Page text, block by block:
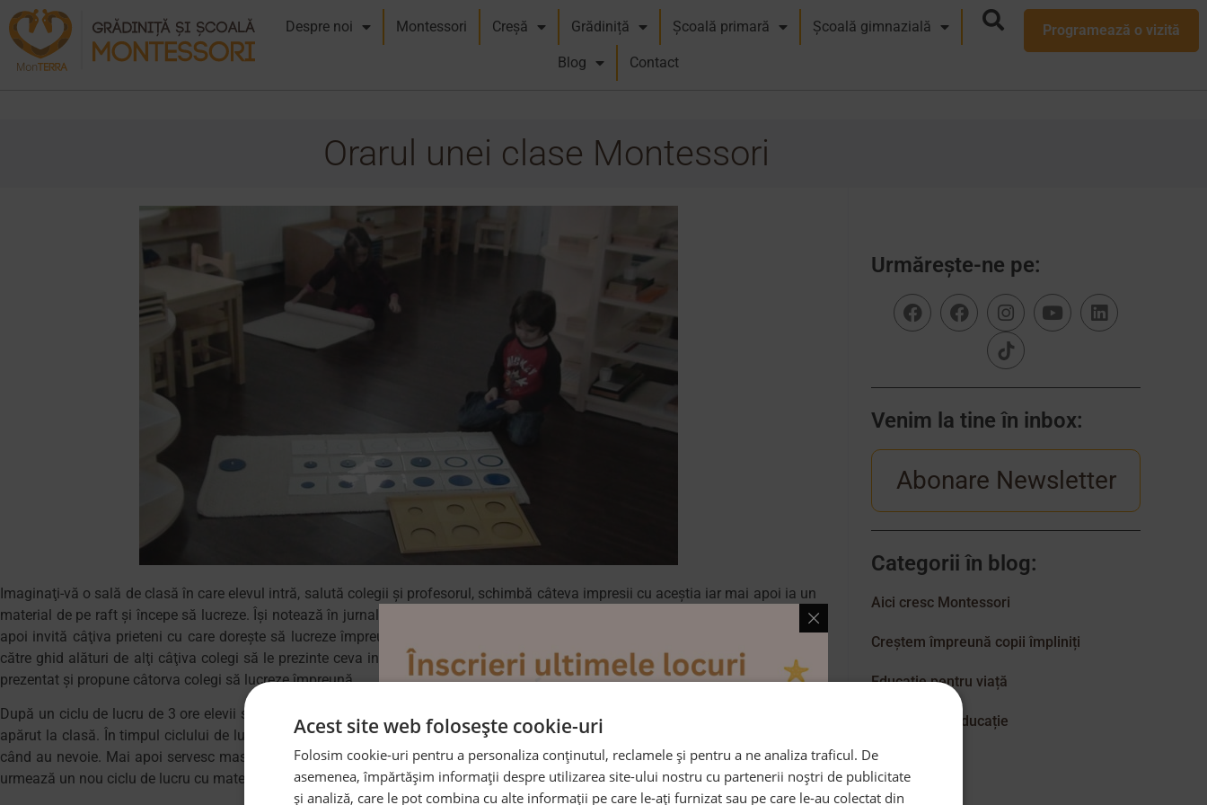
Despre noi Montessori Creșă Grădiniță Școală primară Școală gimnazială
Blog Contact
Programează o vizită
Orarul unei clase Montessori
Imaginaţi-vă o sală de clasă în care elevul intră, salută colegii și profesorul, schimbă câteva impresii cu aceștia iar mai apoi ia un
material de pe raft şi începe să lucreze. Îşi notează în jurnal ora la care a început activitatea şi câteva observaţii la finalul ei. Mai
apoi invită câţiva prieteni cu care doreşte să lucreze împreună. De asemenea notează în jurnal. Puţin mai târziu este invitat de
către ghid alături de alţi câţiva colegi să le prezinte ceva interesant. Intrigat de cele auzite doreşte şi el să lucreze cu materialul
prezentat şi propune câtorva colegi să lucreze împreună.
După un ciclu de lucru de 3 ore elevii se adună pentru a-și împărtășii diferite impresii și pentru a discuta diferite probleme ce au
apărut la clasă. În timpul ciclului de lucru de 3 ore elevii au libertatea de a merge la toaletă sau de a face pauze de lucru atunci
când au nevoie. Mai apoi servesc masa de prânz, după care ies în curte sau merg în parc. La întoarcerea în sala de clasă elevii
urmează un nou ciclu de lucru cu materiale Montessori de 2-3 ore.
Urmărește-ne pe:
Venim la tine în inbox:
Abonare Newsletter
Categorii în blog:
Aici cresc Montessori
Creștem împreună copii împliniți
Educație pentru viață
Excelență în educație
Acest site web folosește cookie-uri
Folosim cookie-uri pentru a personaliza conținutul, reclamele și pentru a ne analiza traficul. De
asemenea, împărtășim informații despre utilizarea site-ului nostru cu partenerii noștri de publicitate
și analiză, care le pot combina cu alte informații pe care le-ați furnizat sau pe care le-au colectat din